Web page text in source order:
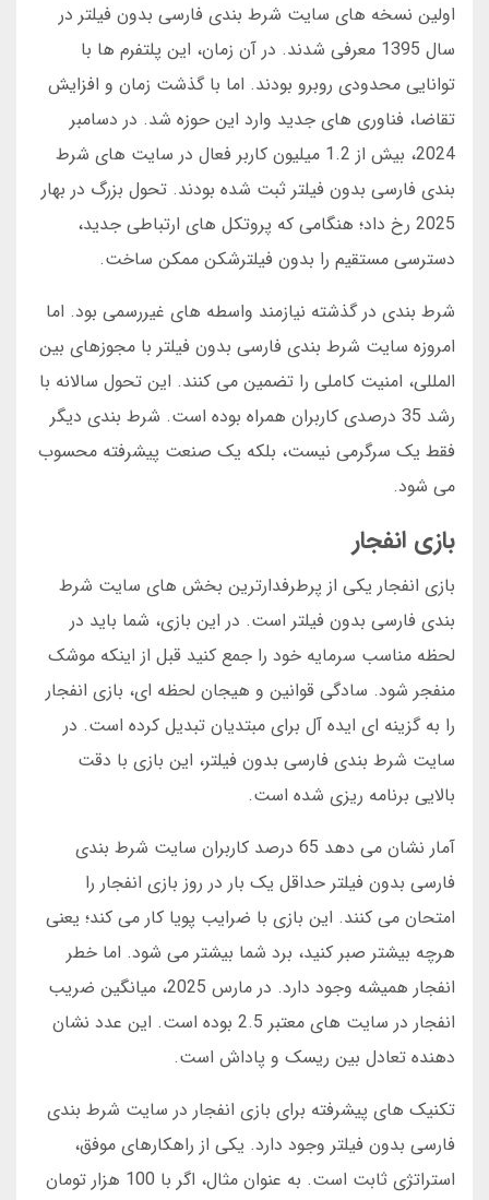
اولین نسخه های سایت شرط بندی فارسی بدون فیلتر در
سال 1395 معرفی شدند. در آن زمان، این پلتفرم ها با
توانایی محدودی روبرو بودند. اما با گذشت زمان و افزایش
تقاضا، فناوری های جدید وارد این حوزه شد. در دسامبر
2024، بیش از 1.2 میلیون کاربر فعال در سایت های شرط
بندی فارسی بدون فیلتر ثبت شده بودند. تحول بزرگ در بهار
2025 رخ داد؛ هنگامی که پروتکل های ارتباطی جدید،
دسترسی مستقیم را بدون فیلترشکن ممکن ساخت.
شرط بندی در گذشته نیازمند واسطه های غیررسمی بود. اما
امروزه سایت شرط بندی فارسی بدون فیلتر با مجوزهای بین
المللی، امنیت کاملی را تضمین می کنند. این تحول سالانه با
رشد 35 درصدی کاربران همراه بوده است. شرط بندی دیگر
فقط یک سرگرمی نیست، بلکه یک صنعت پیشرفته محسوب
می شود.
بازی انفجار
بازی انفجار یکی از پرطرفدارترین بخش های سایت شرط
بندی فارسی بدون فیلتر است. در این بازی، شما باید در
لحظه مناسب سرمایه خود را جمع کنید قبل از اینکه موشک
منفجر شود. سادگی قوانین و هیجان لحظه ای، بازی انفجار
را به گزینه ای ایده آل برای مبتدیان تبدیل کرده است. در
سایت شرط بندی فارسی بدون فیلتر، این بازی با دقت
بالایی برنامه ریزی شده است.
آمار نشان می دهد 65 درصد کاربران سایت شرط بندی
فارسی بدون فیلتر حداقل یک بار در روز بازی انفجار را
امتحان می کنند. این بازی با ضرایب پویا کار می کند؛ یعنی
هرچه بیشتر صبر کنید، برد شما بیشتر می شود. اما خطر
انفجار همیشه وجود دارد. در مارس 2025، میانگین ضریب
انفجار در سایت های معتبر 2.5 بوده است. این عدد نشان
دهنده تعادل بین ریسک و پاداش است.
تکنیک های پیشرفته برای بازی انفجار در سایت شرط بندی
فارسی بدون فیلتر وجود دارد. یکی از راهکارهای موفق،
استراتژی ثابت است. به عنوان مثال، اگر با 100 هزار تومان